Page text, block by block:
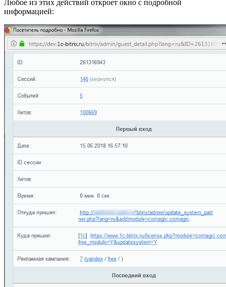
Любое из этих действий откроет окно с подробной
информацией: